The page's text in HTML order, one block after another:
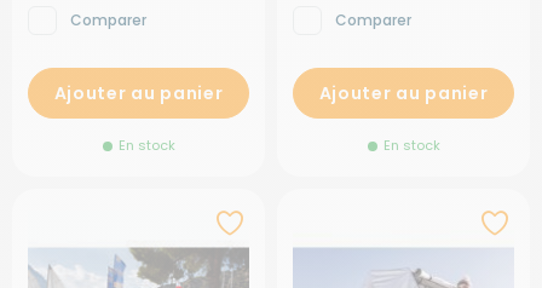
Comparer
Ajouter au panier
En stock
Comparer
Ajouter au panier
En stock